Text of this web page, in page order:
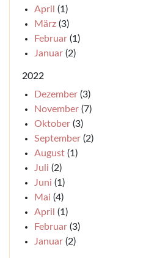
April (1)
März (3)
Februar (1)
Januar (2)
2022
Dezember (3)
November (7)
Oktober (3)
September (2)
August (1)
Juli (2)
Juni (1)
Mai (4)
April (1)
Februar (3)
Januar (2)